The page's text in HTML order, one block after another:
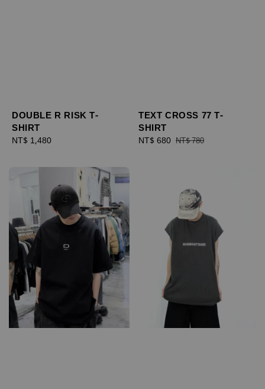
DOUBLE R RISK T-
SHIRT
Regular
NT$ 1,480
TEXT CROSS 77 T-
SHIRT
Sale
NT$ 680 Regular
NT$ 780